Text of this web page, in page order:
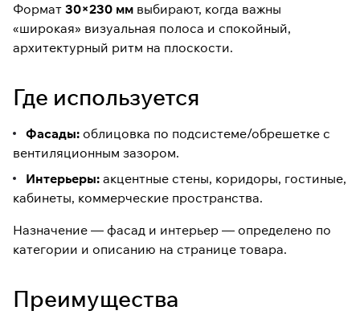
Порода:ель (хвойная
древесина)
Сорт:АВ
Формат 30×230 мм выбирают, когда важны
«широкая» визуальная полоса и спокойный,
архитектурный ритм на плоскости.
Где используется
Фасады: облицовка по подсистеме/обрешетке с
вентиляционным зазором.
Интерьеры: акцентные стены, коридоры, гостиные,
кабинеты, коммерческие пространства.
Назначение — фасад и интерьер — определено по
категории и описанию на странице товара.
Преимущества